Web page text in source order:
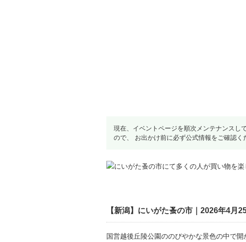
現在、イベントページを順次メンテナンスし
ので、 お出かけ前に必ず公式情報をご確認く
【新潟】にいがた蚤の市｜2026年4月
国営越後丘陵公園ののびやかな景色の中で